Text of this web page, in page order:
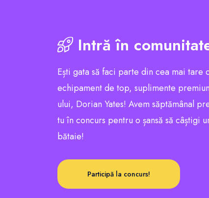
Intră în
Ești gata să faci parte din cea mai tare
echipament de top, suplimente
ului, Dorian Yates! Avem săptămânal
tu în concurs pentru o șansă să
bătaie!
Participă la concurs!